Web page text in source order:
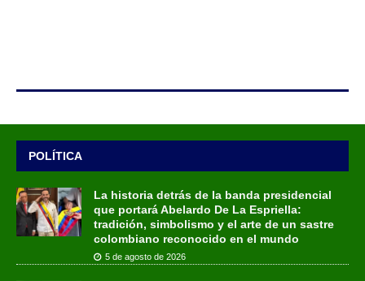
POLÍTICA
La historia detrás de la banda presidencial
que portará Abelardo De La Espriella:
tradición, simbolismo y el arte de un sastre
colombiano reconocido en el mundo
5 de agosto de 2026